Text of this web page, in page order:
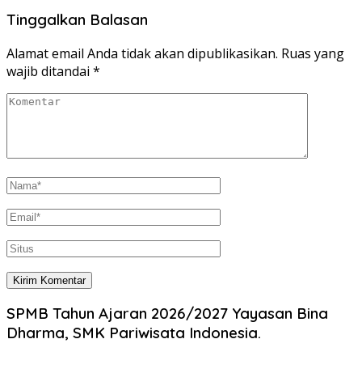
Tinggalkan Balasan
Alamat email Anda tidak akan dipublikasikan. Ruas yang
wajib ditandai *
SPMB Tahun Ajaran 2026/2027 Yayasan Bina
Dharma, SMK Pariwisata Indonesia.